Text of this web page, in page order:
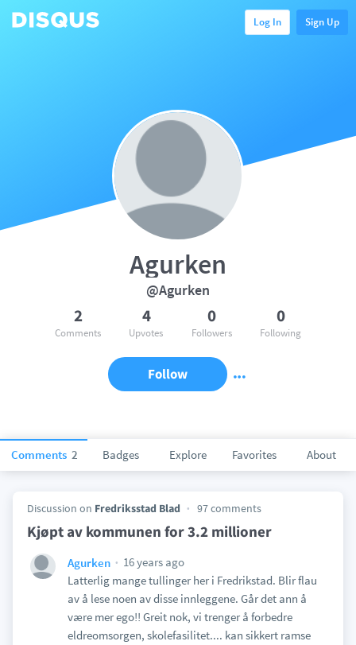
Log In Sign Up
Comments 2 Badges Explore Favorites About
Agurken
@Agurken
2
Comments
4
Upvotes
0
Followers
0
Following
Follow
Discussion on Fredriksstad Blad 97 comments
Kjøpt av kommunen for 3.2 millioner
Agurken
16 years ago
Latterlig mange tullinger her i Fredrikstad. Blir flau
av å lese noen av disse innleggene. Går det ann å
være mer ego!! Greit nok, vi trenger å forbedre
eldreomsorgen, skolefasilitet.... kan sikkert ramse